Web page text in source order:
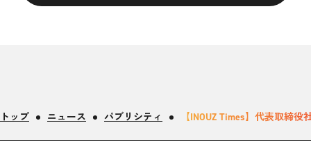
トップ ニュース パブリシティ 【INOUZ Times】代表取締